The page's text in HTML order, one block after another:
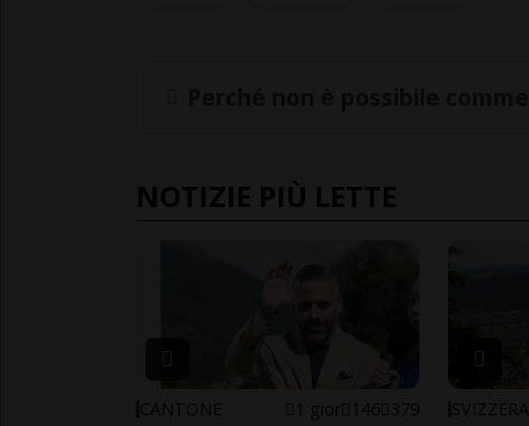
NOTIZIE PIÙ LETTE
CANTONE 1 gior 146 379 SVIZZERA